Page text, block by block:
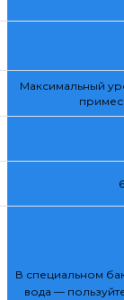
Максимальный
В специальном
вода —